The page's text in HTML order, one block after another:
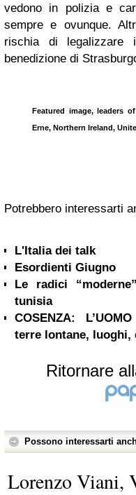
vedono in polizia e
sempre e ovunque.
rischia di legalizzare
benedizione di
Featured image, leaders
Erne, Northern Ireland,
Potrebbero interessarti
L'Italia dei talk
Esordienti Giugno
Le radici
tunisia
COSENZA:
terre lontane, luoghi,
Ritornare
Possono interessarti
Lorenzo Viani,